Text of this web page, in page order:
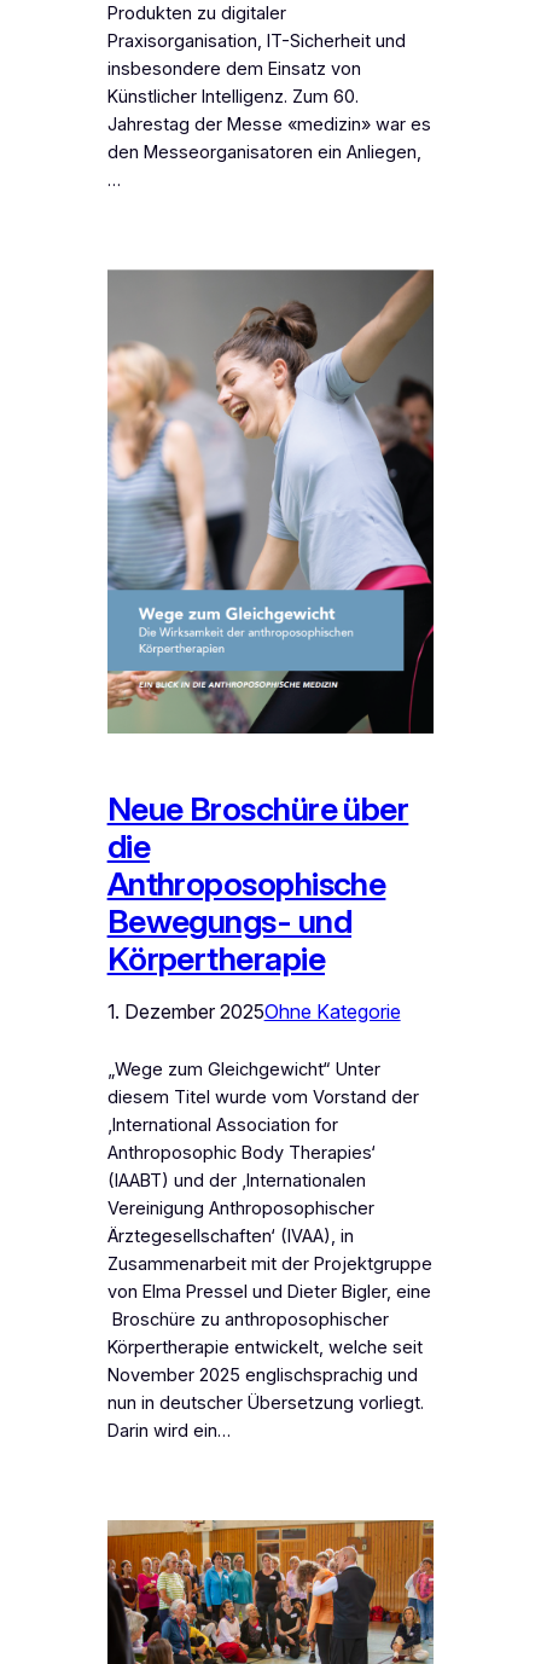
Produkten zu digitaler
Praxisorganisation, IT-Sicherheit und
insbesondere dem Einsatz von
Künstlicher Intelligenz. Zum 60.
Jahrestag der Messe «medizin» war es
den Messeorganisatoren ein Anliegen,
…
Neue Broschüre über
die
Anthroposophische
Bewegungs- und
Körpertherapie
1. Dezember 2025Ohne Kategorie
„Wege zum Gleichgewicht“ Unter
diesem Titel wurde vom Vorstand der
‚International Association for
Anthroposophic Body Therapies‘
(IAABT) und der ‚Internationalen
Vereinigung Anthroposophischer
Ärztegesellschaften‘ (IVAA), in
Zusammenarbeit mit der Projektgruppe
von Elma Pressel und Dieter Bigler, eine
Broschüre zu anthroposophischer
Körpertherapie entwickelt, welche seit
November 2025 englischsprachig und
nun in deutscher Übersetzung vorliegt.
Darin wird ein…